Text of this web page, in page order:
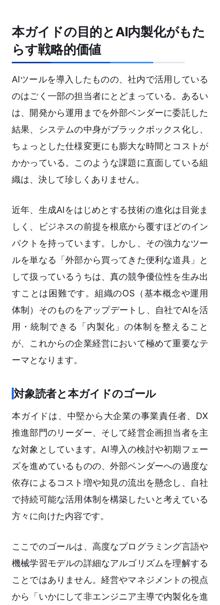
本ガイドの目的とAI内製化がもた
らす戦略的価値
AIツールを導入したものの、社内で活用している
のはごく一部の担当者にとどまっている。あるい
は、開発から運用までを外部ベンダーに委託した
結果、システムの中身がブラックボックス化し、
ちょっとした仕様変更にも膨大な時間とコストが
かかっている。このような課題に直面している組
織は、決して珍しくありません。
近年、生成AIをはじめとする技術の進化は目覚ま
しく、ビジネスの前提を根底から覆すほどのイン
パクトを持っています。しかし、その強力なツー
ルを単なる「外部から買ってきた便利な道具」と
して扱っているうちは、真の競争優位性を生み出
すことは困難です。組織のOS（基本概念や運用
体制）そのものをアップデートし、自社でAIを活
用・統制できる「内製化」の体制を整えること
が、これからの企業経営において極めて重要なテ
ーマとなります。
対象読者と本ガイドのゴール
本ガイドは、中堅から大企業の事業責任者、DX
推進部門のリーダー、そして経営企画担当者を主
な対象としています。AI導入の検討や初期フェー
ズを進めているものの、外部ベンダーへの過度な
依存によるコスト増や知見の流出を懸念し、自社
で持続可能な活用体制を構築したいと考えている
方々に向けた内容です。
ここでのゴールは、高度なプログラミング言語や
機械学習モデルの詳細なアルゴリズムを理解する
ことではありません。経営やマネジメントの視点
から「いかにして非エンジニア主導で内製化を進